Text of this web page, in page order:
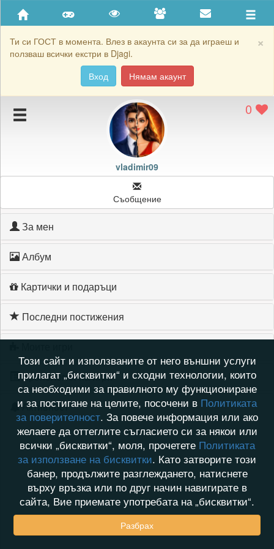
×
Ти си ГОСТ в момента. Влез в акаунта си за да играеш и
ползваш всички екстри в Djagi.
Вход
Нямам акаунт
Приятели
Хронология на игри
Подаръците на vladimir09
Картичките на vladimir09
0
vladimir09
Съобщение
За мен
Албум
Картички и подаръци
Последни постижения
Хронология на игри
Активност
Този сайт и използваните от него външни услуги
прилагат „бисквитки“ и сходни технологии, които
са необходими за правилното му функциониране
и за постигане на целите, посочени в Политиката
за поверителност. За повече информация или ако
желаете да оттеглите съгласието си за някои или
всички „бисквитки“, моля, прочетете Политиката
за използване на бисквитки. Като затворите този
банер, продължите разглеждането, натиснете
върху връзка или по друг начин навигирате в
сайта, Вие приемате употребата на „бисквитки“.
Разбрах